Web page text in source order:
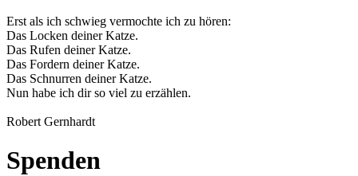
Erst als ich schwieg vermochte ich zu hören:
Das Locken deiner Katze.
Das Rufen deiner Katze.
Das Fordern deiner Katze.
Das Schnurren deiner Katze.
Nun habe ich dir so viel zu erzählen.
Robert Gernhardt
Spenden